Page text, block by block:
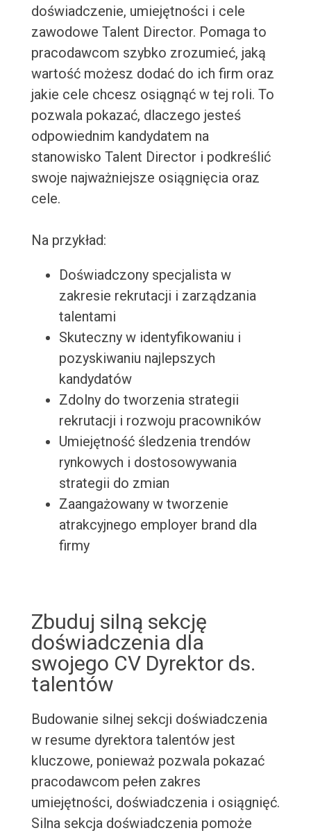
doświadczenie, umiejętności i cele
zawodowe Talent Director. Pomaga to
pracodawcom szybko zrozumieć, jaką
wartość możesz dodać do ich firm oraz
jakie cele chcesz osiągnąć w tej roli. To
pozwala pokazać, dlaczego jesteś
odpowiednim kandydatem na
stanowisko Talent Director i podkreślić
swoje najważniejsze osiągnięcia oraz
cele.
Na przykład:
Doświadczony specjalista w
zakresie rekrutacji i zarządzania
talentami
Skuteczny w identyfikowaniu i
pozyskiwaniu najlepszych
kandydatów
Zdolny do tworzenia strategii
rekrutacji i rozwoju pracowników
Umiejętność śledzenia trendów
rynkowych i dostosowywania
strategii do zmian
Zaangażowany w tworzenie
atrakcyjnego employer brand dla
firmy
Zbuduj silną sekcję
doświadczenia dla
swojego CV Dyrektor ds.
talentów
Budowanie silnej sekcji doświadczenia
w resume dyrektora talentów jest
kluczowe, ponieważ pozwala pokazać
pracodawcom pełen zakres
umiejętności, doświadczenia i osiągnięć.
Silna sekcja doświadczenia pomoże